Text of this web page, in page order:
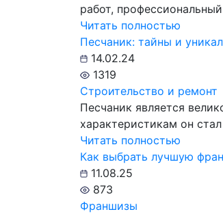
работ,
Читать полностью
Песчаник: тайны и
14.02.24
1319
Строительство и ремонт
Песчаник является
характеристикам он
Читать полностью
Как выбрать лучшую
11.08.25
873
Франшизы